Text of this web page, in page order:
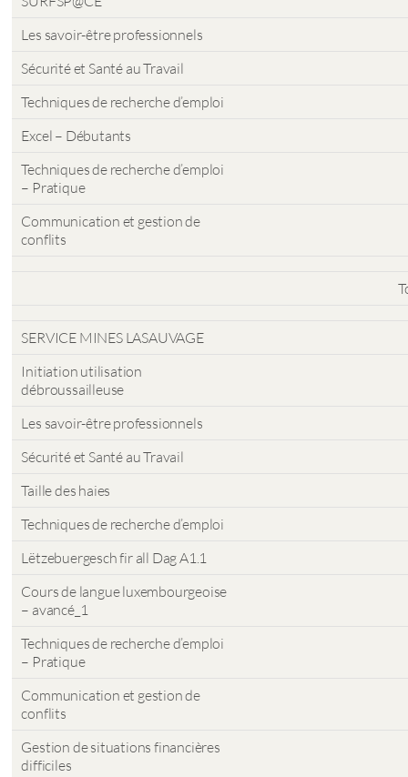
Les savoir-être professionnels
Sécurité et Santé au Travail
Techniques de recherche d’emploi
Excel – Débutants
Techniques de recherche d’emploi
– Pratique
Communication et gestion de
conflits
SERVICE MINES LASAUVAGE
Initiation utilisation
débroussailleuse
Les savoir-être professionnels
Sécurité et Santé au Travail
Taille des haies
Techniques de recherche d’emploi
Lëtzebuergesch fir all Dag A1.1
Cours de langue luxembourgeoise
– avancé_1
Techniques de recherche d’emploi
– Pratique
Communication et gestion de
conflits
Gestion de situations financières
difficiles